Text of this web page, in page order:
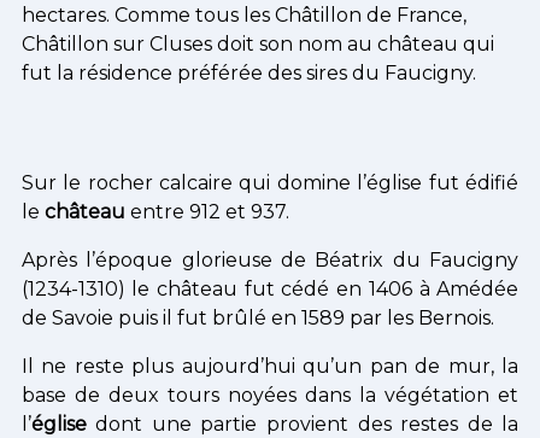
hectares. Comme tous les Châtillon de France,
Châtillon sur Cluses doit son nom au château qui
fut la résidence préférée des sires du Faucigny.
Sur le rocher calcaire qui domine l’église fut édifié
le château entre 912 et 937.
Après l’époque glorieuse de Béatrix du Faucigny
(1234-1310) le château fut cédé en 1406 à Amédée
de Savoie puis il fut brûlé en 1589 par les Bernois.
Il ne reste plus aujourd’hui qu’un pan de mur, la
base de deux tours noyées dans la végétation et
l’églisedont une partie provient des restes de la